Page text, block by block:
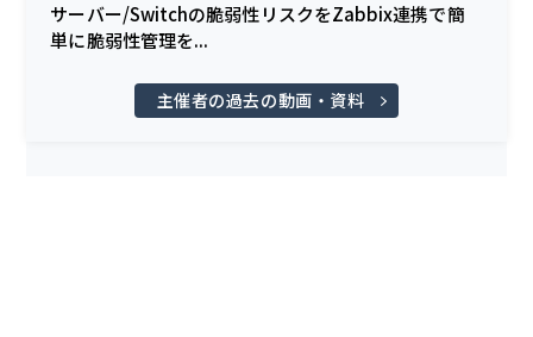
サーバー/Switchの脆弱性リスクをZabbix連携で簡
単に脆弱性管理を...
主催者の過去の動画・資料